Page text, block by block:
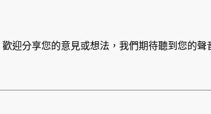
迎分享您的意見或想法，我們期待聽到您的聲